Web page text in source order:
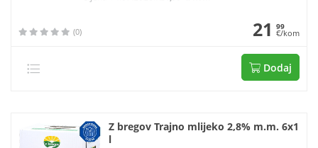
(0) 21 99
€/kom
Dodaj
Z bregov Trajno mlijeko 2,8% m.m. 6x1
l